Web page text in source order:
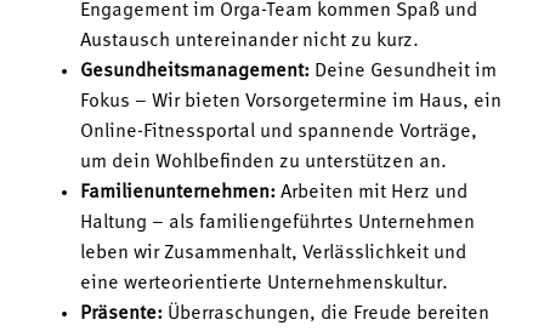
Engagement im Orga-Team kommen Spaß und
Austausch untereinander nicht zu kurz.
Gesundheitsmanagement: Deine Gesundheit im
Fokus – Wir bieten Vorsorgetermine im Haus, ein
Online-Fitnessportal und spannende Vorträge,
um dein Wohlbefinden zu unterstützen an.
Familienunternehmen: Arbeiten mit Herz und
Haltung – als familiengeführtes Unternehmen
leben wir Zusammenhalt, Verlässlichkeit und
eine werteorientierte Unternehmenskultur.
Präsente: Überraschungen, die Freude bereiten